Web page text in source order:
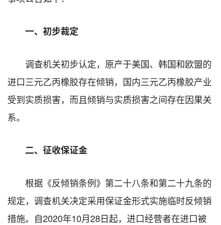
一、初步裁定
调查机关初步认定，原产于美国、韩国和欧盟的
进口三元乙丙橡胶存在倾销，国内三元乙丙橡胶产业
受到实质损害，而且倾销与实质损害之间存在因果关
系。
二、征收保证金
根据《反倾销条例》第二十八条和第二十九条的
规定，调查机关决定采用保证金形式实施临时反倾销
措施。自2020年10月28日起，进口经营者在进口被